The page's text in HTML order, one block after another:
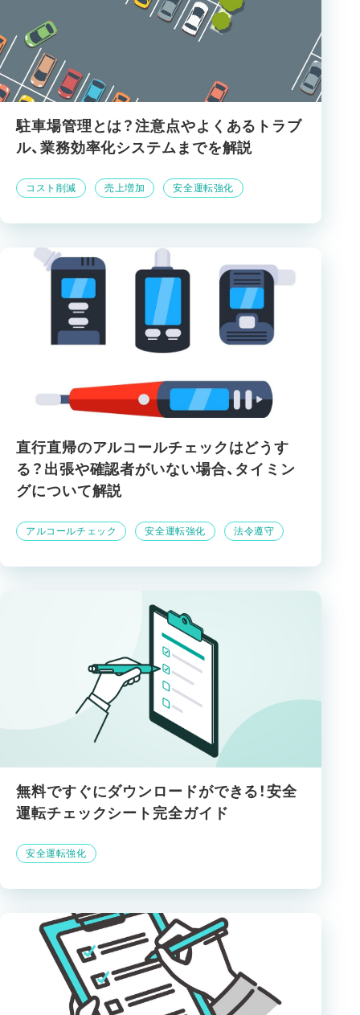
駐車場管理とは？注意点やよくあるトラブ
ル、業務効率化システムまでを解説
コスト削減 売上増加 安全運転強化
直行直帰のアルコールチェックはどうす
る？出張や確認者がいない場合、タイミン
グについて解説
アルコールチェック 安全運転強化 法令遵守
無料ですぐにダウンロードができる！安全
運転チェックシート完全ガイド
安全運転強化